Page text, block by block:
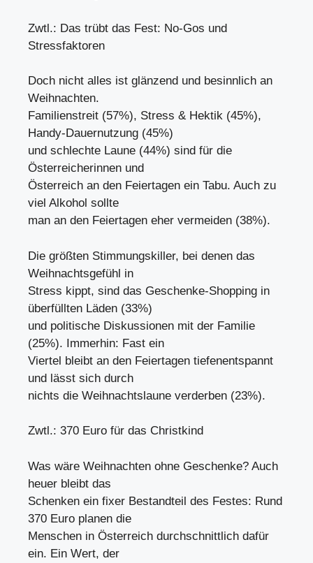
Zwtl.: Das trübt das Fest: No-Gos und
Stressfaktoren
Doch nicht alles ist glänzend und besinnlich an
Weihnachten.
Familienstreit (57%), Stress & Hektik (45%),
Handy-Dauernutzung (45%)
und schlechte Laune (44%) sind für die
Österreicherinnen und
Österreich an den Feiertagen ein Tabu. Auch zu
viel Alkohol sollte
man an den Feiertagen eher vermeiden (38%).
Die größten Stimmungskiller, bei denen das
Weihnachtsgefühl in
Stress kippt, sind das Geschenke-Shopping in
überfüllten Läden (33%)
und politische Diskussionen mit der Familie
(25%). Immerhin: Fast ein
Viertel bleibt an den Feiertagen tiefenentspannt
und lässt sich durch
nichts die Weihnachtslaune verderben (23%).
Zwtl.: 370 Euro für das Christkind
Was wäre Weihnachten ohne Geschenke? Auch
heuer bleibt das
Schenken ein fixer Bestandteil des Festes: Rund
370 Euro planen die
Menschen in Österreich durchschnittlich dafür
ein. Ein Wert, der